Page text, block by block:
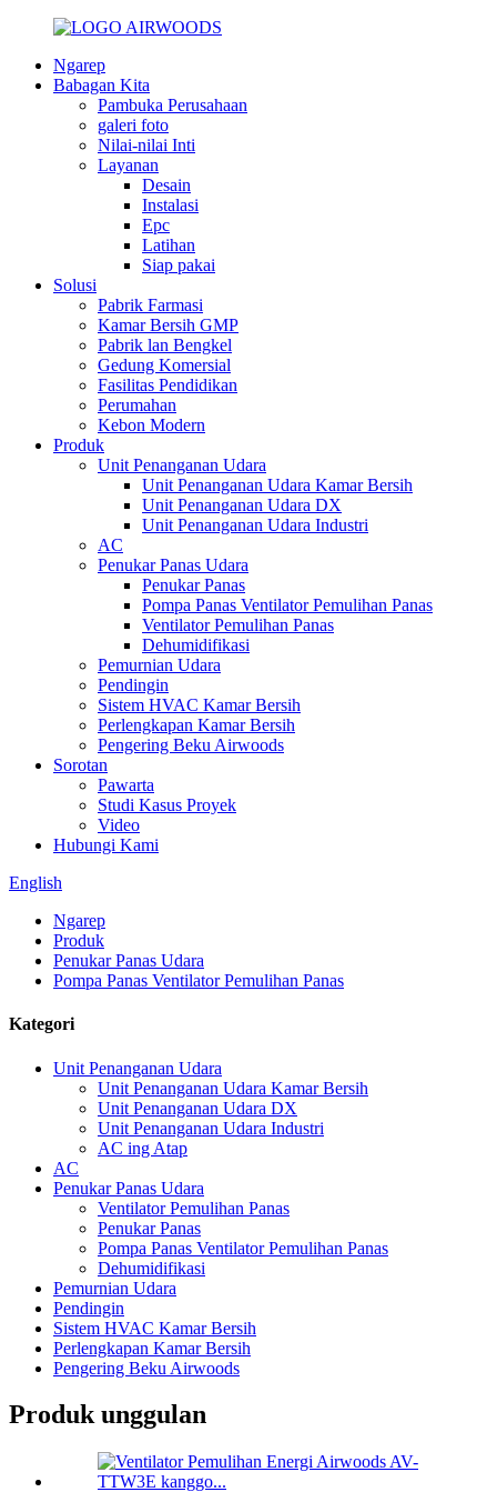
Ngarep
Babagan Kita
Pambuka Perusahaan
galeri foto
Nilai-nilai Inti
Layanan
Desain
Instalasi
Epc
Latihan
Siap pakai
Solusi
Pabrik Farmasi
Kamar Bersih GMP
Pabrik lan Bengkel
Gedung Komersial
Fasilitas Pendidikan
Perumahan
Kebon Modern
Produk
Unit Penanganan Udara
Unit Penanganan Udara Kamar Bersih
Unit Penanganan Udara DX
Unit Penanganan Udara Industri
AC
Penukar Panas Udara
Penukar Panas
Pompa Panas Ventilator Pemulihan Panas
Ventilator Pemulihan Panas
Dehumidifikasi
Pemurnian Udara
Pendingin
Sistem HVAC Kamar Bersih
Perlengkapan Kamar Bersih
Pengering Beku Airwoods
Sorotan
Pawarta
Studi Kasus Proyek
Video
Hubungi Kami
English
Ngarep
Produk
Penukar Panas Udara
Pompa Panas Ventilator Pemulihan Panas
Kategori
Unit Penanganan Udara
Unit Penanganan Udara Kamar Bersih
Unit Penanganan Udara DX
Unit Penanganan Udara Industri
AC ing Atap
AC
Penukar Panas Udara
Ventilator Pemulihan Panas
Penukar Panas
Pompa Panas Ventilator Pemulihan Panas
Dehumidifikasi
Pemurnian Udara
Pendingin
Sistem HVAC Kamar Bersih
Perlengkapan Kamar Bersih
Pengering Beku Airwoods
Produk unggulan